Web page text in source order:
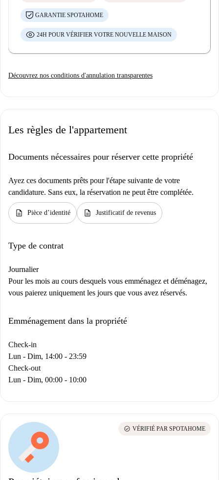
GARANTIE SPOTAHOME
24H POUR VÉRIFIER VOTRE NOUVELLE MAISON
Découvrez nos conditions d'annulation transparentes
Les règles de l'appartement
Documents nécessaires pour réserver cette propriété
Ayez ces documents prêts pour l'étape suivante de votre
candidature. Sans eux, la réservation ne peut être complétée.
description Pièce d’identité description Justificatif de revenus
Type de contrat
Journalier
Pour les mois au cours desquels vous emménagez et déménagez,
vous paierez uniquement les jours que vous avez réservés.
Emménagement dans la propriété
Check-in
Lun - Dim, 14:00 - 23:59
Check-out
Lun - Dim, 00:00 - 10:00
check_circle VÉRIFIÉ PAR SPOTAHOME